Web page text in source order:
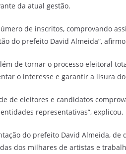
da atual gestão.
de inscritos, comprovando
do prefeito David Almeida”,
de tornar o processo eleitoral
o interesse e garantir a lisura
de eleitores e candidatos
representativas”, explicou.
do prefeito David Almeida,
dos milhares de artistas e